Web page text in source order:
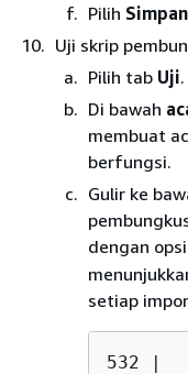
Pilih Simpan
Uji skrip
Pilih tab Uji.
Di bawah
membuat
berfungsi.
Gulir ke
dengan opsi
setiap
532 |